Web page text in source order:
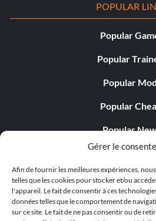
Gérer le
Afin de fournir les meilleures expériences,
telles que les cookies pour stocker et/ou
l'appareil. Le fait de consentir à ces
données telles que le comportement de
sur ce site. Le fait de ne pas consentir ou de
POPULAR
Popular
Popular
Popular
Popular
Popular
Popular
Popular Free
LATEST